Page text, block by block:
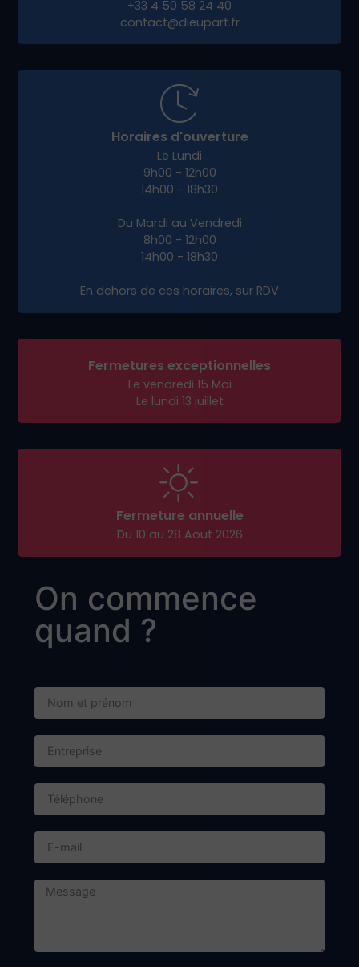
locale et personnalisée. Nous privilégions les
échanges en direct, à distance ou en rendez-
vous surVille-en-Sallaz, pour co-construire
Avec Dieup’art, vous bénéficiez de :
Conseils personnalisés et clairs
Transparence et accompagnement à
chaque étape
Une équipe réactive et engagée dans votre
Prêt à booster votre présence en ligne à Ville-
rendez-vous stratégique et propulsons votre
activité sur le web avec un site efficace et sur
Adresse de livraison :
1584 Avenue André Lasquin
74700 Sallanches
Adresse postale :
BP 57 - 74702 SALLANCHES CEDEX
+33 4 50 58 24 40
contact@dieupart.fr
14h00 - 18h30